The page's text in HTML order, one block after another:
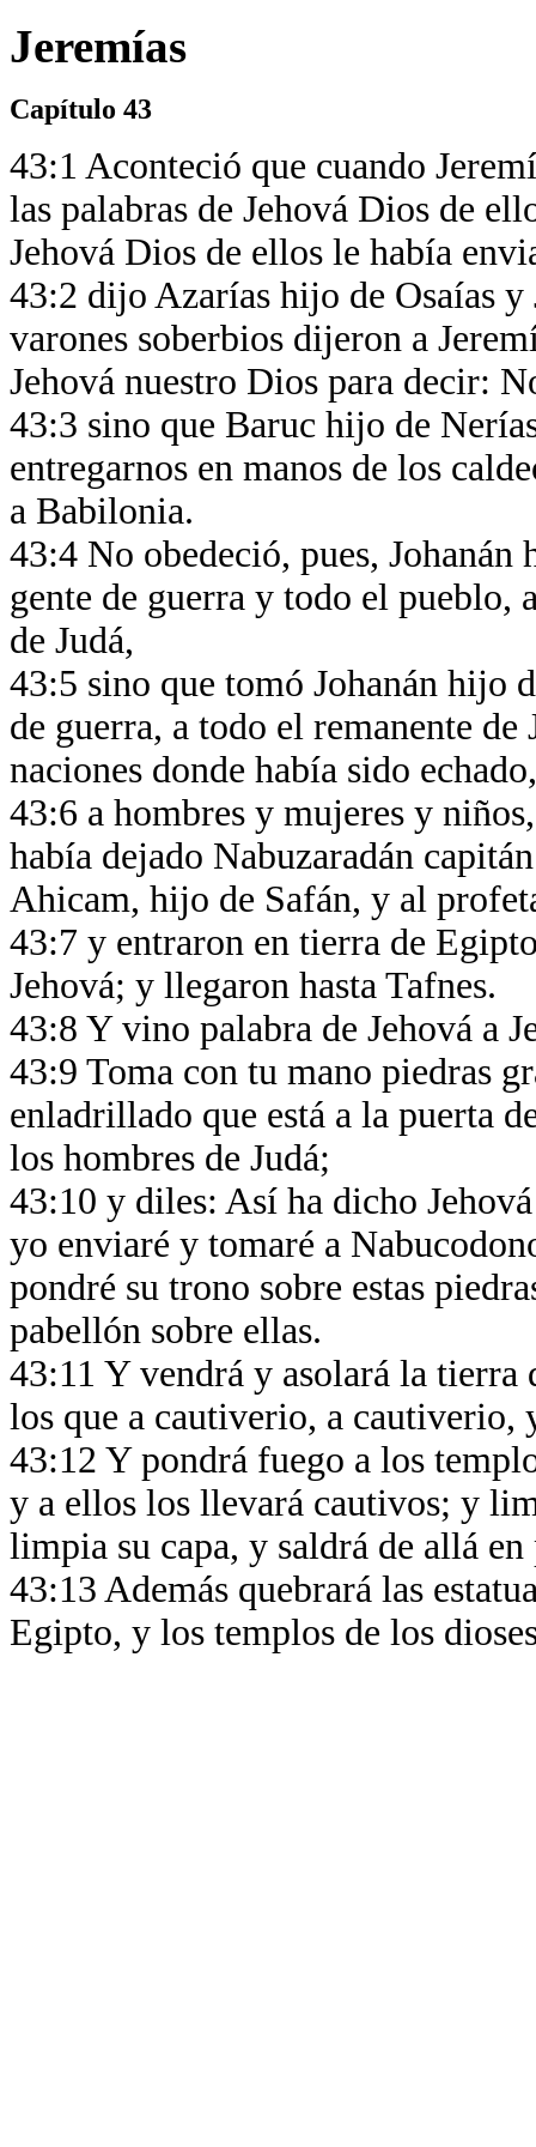
Jeremías
Capítulo 43
43:1 Aconteció que cuando
las palabras de Jehová Dios de
Jehová Dios de ellos le había
43:2 dijo Azarías hijo de Osaías
varones soberbios dijeron a
Jehová nuestro Dios para decir:
43:3 sino que Baruc hijo de
entregarnos en manos de los
a Babilonia.
43:4 No obedeció, pues,
gente de guerra y todo el pueblo,
de Judá,
43:5 sino que tomó Johanán hijo
de guerra, a todo el remanente de
naciones donde había sido
43:6 a hombres y mujeres y
había dejado Nabuzaradán
Ahicam, hijo de Safán, y al
43:7 y entraron en tierra de
Jehová; y llegaron hasta Tafnes.
43:8 Y vino palabra de Jehová a
43:9 Toma con tu mano piedras
enladrillado que está a la puerta
los hombres de Judá;
43:10 y diles: Así ha dicho
yo enviaré y tomaré a
pondré su trono sobre estas
pabellón sobre ellas.
43:11 Y vendrá y asolará la
los que a cautiverio, a cautiverio,
43:12 Y pondrá fuego a los
y a ellos los llevará cautivos; y
limpia su capa, y saldrá de allá
43:13 Además quebrará las
Egipto, y los templos de los